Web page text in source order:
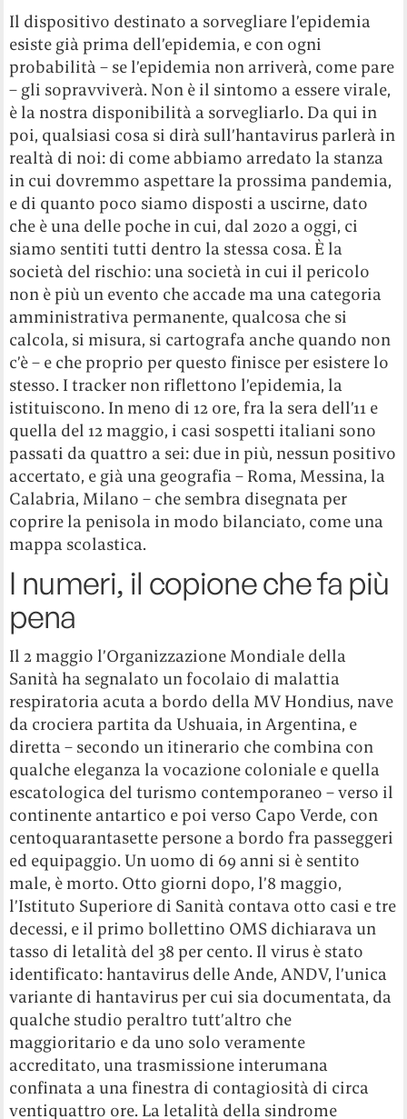
Il dispositivo destinato a sorvegliare l’epidemia
esiste già prima dell’epidemia, e con ogni
probabilità – se l’epidemia non arriverà, come pare
– gli sopravviverà. Non è il sintomo a essere virale,
è la nostra disponibilità a sorvegliarlo. Da qui in
poi, qualsiasi cosa si dirà sull’hantavirus parlerà in
realtà di noi: di come abbiamo arredato la stanza
in cui dovremmo aspettare la prossima pandemia,
e di quanto poco siamo disposti a uscirne, dato
che è una delle poche in cui, dal 2020 a oggi, ci
siamo sentiti tutti dentro la stessa cosa. È la
società del rischio: una società in cui il pericolo
non è più un evento che accade ma una categoria
amministrativa permanente, qualcosa che si
calcola, si misura, si cartografa anche quando non
c’è – e che proprio per questo finisce per esistere lo
stesso. I tracker non riflettono l’epidemia, la
istituiscono. In meno di 12 ore, fra la sera dell’11 e
quella del 12 maggio, i casi sospetti italiani sono
passati da quattro a sei: due in più, nessun positivo
accertato, e già una geografia – Roma, Messina, la
Calabria, Milano – che sembra disegnata per
coprire la penisola in modo bilanciato, come una
mappa scolastica.
I numeri, il copione che fa più
pena
Il 2 maggio l’Organizzazione Mondiale della
Sanità ha segnalato un focolaio di malattia
respiratoria acuta a bordo della MV Hondius, nave
da crociera partita da Ushuaia, in Argentina, e
diretta – secondo un itinerario che combina con
qualche eleganza la vocazione coloniale e quella
escatologica del turismo contemporaneo – verso il
continente antartico e poi verso Capo Verde, con
centoquarantasette persone a bordo fra passeggeri
ed equipaggio. Un uomo di 69 anni si è sentito
male, è morto. Otto giorni dopo, l’8 maggio,
l’Istituto Superiore di Sanità contava otto casi e tre
decessi, e il primo bollettino OMS dichiarava un
tasso di letalità del 38 per cento. Il virus è stato
identificato: hantavirus delle Ande, ANDV, l’unica
variante di hantavirus per cui sia documentata, da
qualche studio peraltro tutt’altro che
maggioritario e da uno solo veramente
accreditato, una trasmissione interumana
confinata a una finestra di contagiosità di circa
ventiquattro ore. La letalità della sindrome